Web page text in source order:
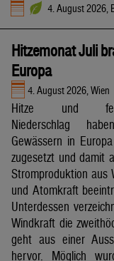
4. August 2026,
Hitzemonat Juli
Europa
4. August 2026, Wien
Hitze und
Niederschlag
Gewässern in
zugesetzt und damit
Stromproduktion aus
und Atomkraft
Unterdessen
Windkraft die
geht aus einer
hervor. Möglich